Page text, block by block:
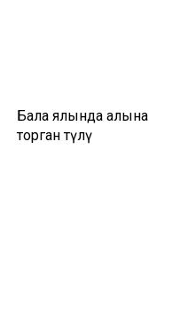
Бала ялында алына
торган түләү